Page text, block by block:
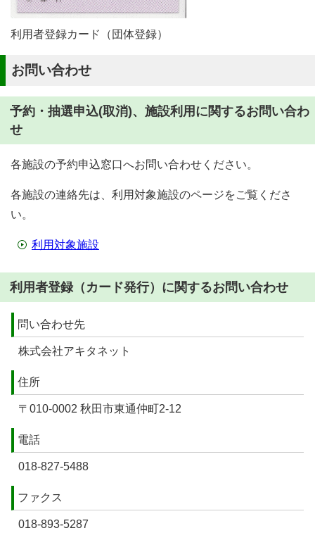
利用者登録カード（団体登録）
お問い合わせ
予約・抽選申込(取消)、施設利用に関するお問い合わ
せ
各施設の予約申込窓口へお問い合わせください。
各施設の連絡先は、利用対象施設のページをご覧くださ
い。
利用対象施設
利用者登録（カード発行）に関するお問い合わせ
問い合わせ先
株式会社アキタネット
住所
〒010-0002 秋田市東通仲町2-12
電話
018-827-5488
ファクス
018-893-5287